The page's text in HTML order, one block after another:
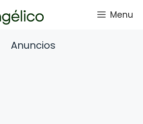
Menu
Anuncios